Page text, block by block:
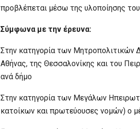
προβλέπεται μέσω της υλοποίησης
Σύμφωνα με την έρευνα:
Στην κατηγορία των
Αθήνας, της Θεσσαλονίκης και του
ανά δήμο
Στην κατηγορία των Μεγάλων
κατοίκων και πρωτεύουσες νομών) ο